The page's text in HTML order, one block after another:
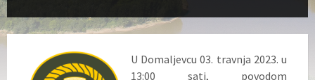
U Domaljevcu 03. travnja 2023. u
13:00 sati, povodom